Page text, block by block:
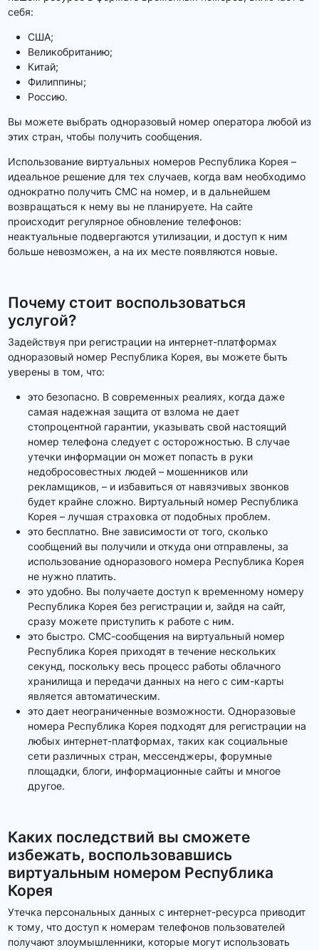
себя:
США;
Великобританию;
Китай;
Филиппины;
Россию.
Вы можете выбрать одноразовый номер оператора любой из
этих стран, чтобы получить сообщения.
Использование виртуальных номеров Республика Корея –
идеальное решение для тех случаев, когда вам необходимо
однократно получить СМС на номер, и в дальнейшем
возвращаться к нему вы не планируете. На сайте
происходит регулярное обновление телефонов:
неактуальные подвергаются утилизации, и доступ к ним
больше невозможен, а на их месте появляются новые.
Почему стоит воспользоваться
услугой?
Задействуя при регистрации на интернет-платформах
одноразовый номер Республика Корея, вы можете быть
уверены в том, что:
это безопасно. В современных реалиях, когда даже
самая надежная защита от взлома не дает
стопроцентной гарантии, указывать свой настоящий
номер телефона следует с осторожностью. В случае
утечки информации он может попасть в руки
недобросовестных людей – мошенников или
рекламщиков, – и избавиться от навязчивых звонков
будет крайне сложно. Виртуальный номер Республика
Корея – лучшая страховка от подобных проблем.
это бесплатно. Вне зависимости от того, сколько
сообщений вы получили и откуда они отправлены, за
использование одноразового номера Республика Корея
не нужно платить.
это удобно. Вы получаете доступ к временному номеру
Республика Корея без регистрации и, зайдя на сайт,
сразу можете приступить к работе с ним.
это быстро. СМС-сообщения на виртуальный номер
Республика Корея приходят в течение нескольких
секунд, поскольку весь процесс работы облачного
хранилища и передачи данных на него с сим-карты
является автоматическим.
это дает неограниченные возможности. Одноразовые
номера Республика Корея подходят для регистрации на
любых интернет-платформах, таких как социальные
сети различных стран, мессенджеры, форумные
площадки, блоги, информационные сайты и многое
другое.
Каких последствий вы сможете
избежать, воспользовавшись
виртуальным номером Республика
Корея
Утечка персональных данных с интернет-ресурса приводит
к тому, что доступ к номерам телефонов пользователей
получают злоумышленники, которые могут использовать